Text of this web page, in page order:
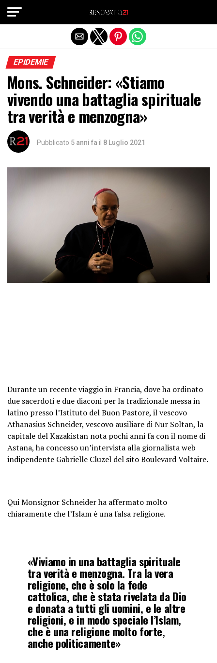
EPIDEMIE
Mons. Schneider: «Stiamo
vivendo una battaglia spirituale
tra verità e menzogna»
Pubblicato 5 anni fa il 8 Luglio 2021
Durante un recente viaggio in Francia, dove ha ordinato
due sacerdoti e due diaconi per la tradizionale messa in
latino presso l’Istituto del Buon Pastore, il vescovo
Athanasius Schneider, vescovo ausiliare di Nur Soltan, la
capitale del Kazakistan nota pochi anni fa con il nome di
Astana, ha concesso un’intervista alla giornalista web
indipendente Gabrielle Cluzel del sito Boulevard Voltaire.
Qui Monsignor Schneider ha affermato molto
chiaramente che l’Islam è una falsa religione.
«Viviamo in una battaglia spirituale
tra verità e menzogna. Tra la vera
religione, che è solo la fede
cattolica, che è stata rivelata da Dio
e donata a tutti gli uomini, e le altre
religioni, e in modo speciale l’Islam,
che è una religione molto forte,
anche politicamente»
Exit mobile version